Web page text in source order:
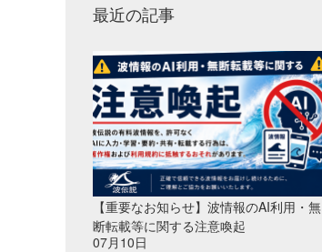
最近の記事
【重要なお知らせ】波情報のAI利用・無
断転載等に関する注意喚起
07月10日